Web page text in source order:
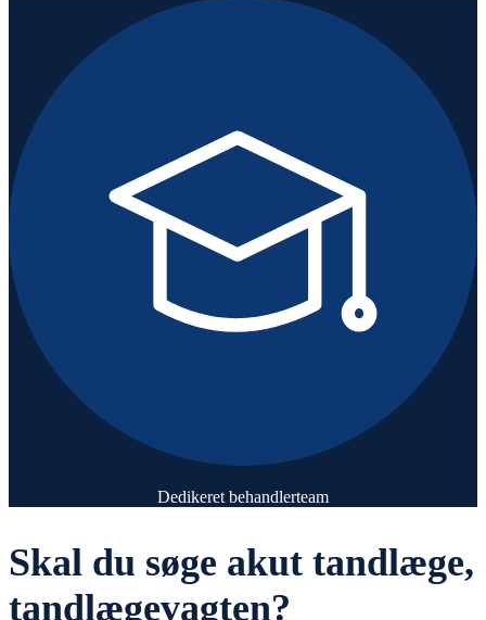
Dedikeret behandlerteam
Skal du søge akut tandlæge,
tandlægevagten?